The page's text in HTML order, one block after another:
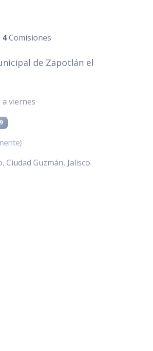
4Comisiones
de Zapotlán el
a viernes
Ciudad Guzmán, Jalisco.